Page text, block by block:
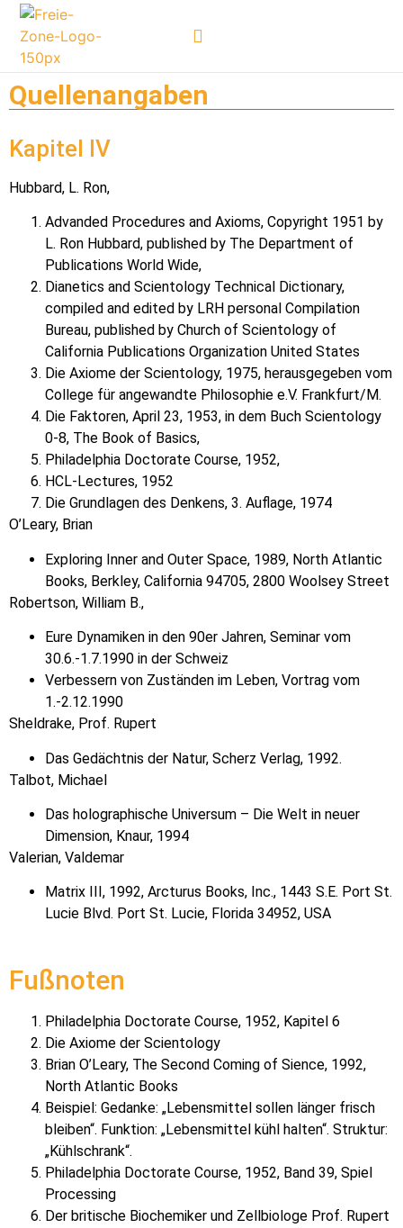
Quellenangaben
Kapitel IV
Hubbard, L. Ron,
Advanded Procedures and Axioms, Copyright 1951 by
L. Ron Hubbard, published by The Department of
Publications World Wide,
Dianetics and Scientology Technical Dictionary,
compiled and edited by LRH personal Compilation
Bureau, published by Church of Scientology of
California Publications Organization United States
Die Axiome der Scientology, 1975, herausgegeben vom
College für angewandte Philosophie e.V. Frankfurt/M.
Die Faktoren, April 23, 1953, in dem Buch Scientology
0-8, The Book of Basics,
Philadelphia Doctorate Course, 1952,
HCL-Lectures, 1952
Die Grundlagen des Denkens, 3. Auflage, 1974
O’Leary, Brian
Exploring Inner and Outer Space, 1989, North Atlantic
Books, Berkley, California 94705, 2800 Woolsey Street
Robertson, William B.,
Eure Dynamiken in den 90er Jahren, Seminar vom
30.6.-1.7.1990 in der Schweiz
Verbessern von Zuständen im Leben, Vortrag vom
1.-2.12.1990
Sheldrake, Prof. Rupert
Das Gedächtnis der Natur, Scherz Verlag, 1992.
Talbot, Michael
Das holographische Universum – Die Welt in neuer
Dimension, Knaur, 1994
Valerian, Valdemar
Matrix III, 1992, Arcturus Books, Inc., 1443 S.E. Port St.
Lucie Blvd. Port St. Lucie, Florida 34952, USA
Fußnoten
Philadelphia Doctorate Course, 1952, Kapitel 6
Die Axiome der Scientology
Brian O’Leary, The Second Coming of Sience, 1992,
North Atlantic Books
Beispiel: Gedanke: „Lebensmittel sollen länger frisch
bleiben“. Funktion: „Lebensmittel kühl halten“. Struktur:
„Kühlschrank“.
Philadelphia Doctorate Course, 1952, Band 39, Spiel
Processing
Der britische Biochemiker und Zellbiologe Prof. Rupert